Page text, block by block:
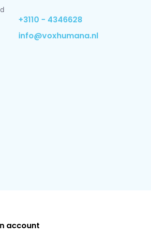
+3110 - 4346628
info@voxhumana.nl
account